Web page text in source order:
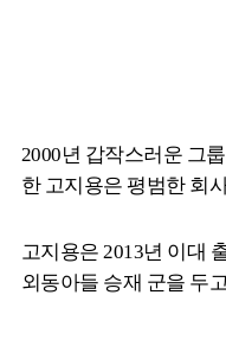
2000년 갑작스러운 그
한 고지용은 평범한 회
고지용은 2013년 이대
외동아들 승재 군을 두